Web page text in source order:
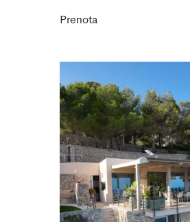
Prenota